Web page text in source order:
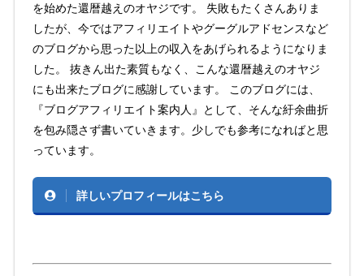
を始めた還暦越えのオヤジです。 失敗もたくさんありま
したが、今ではアフィリエイトやグーグルアドセンスなど
のブログから思った以上の収入をあげられるようになりま
した。 抜きん出た素質もなく、こんな還暦越えのオヤジ
にも出来たブログに感謝しています。 このブログには、
『ブログアフィリエイト案内人』として、そんな紆余曲折
を包み隠さず書いていきます。少しでも参考になればと思
っています。
詳しいプロフィールはこちら